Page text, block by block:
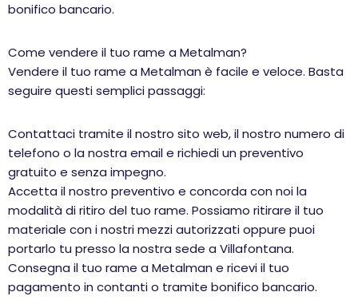
bonifico bancario.
Come vendere il tuo rame a Metalman?
Vendere il tuo rame a Metalman è facile e veloce. Basta
seguire questi semplici passaggi:
Contattaci tramite il nostro sito web, il nostro numero di
telefono o la nostra email e richiedi un preventivo
gratuito e senza impegno.
Accetta il nostro preventivo e concorda con noi la
modalità di ritiro del tuo rame. Possiamo ritirare il tuo
materiale con i nostri mezzi autorizzati oppure puoi
portarlo tu presso la nostra sede a Villafontana.
Consegna il tuo rame a Metalman e ricevi il tuo
pagamento in contanti o tramite bonifico bancario.